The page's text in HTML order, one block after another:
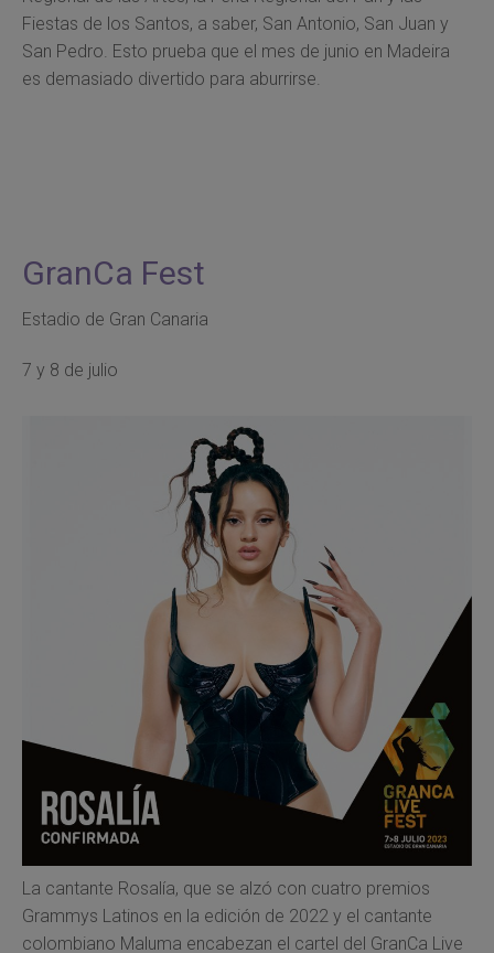
Fiestas de los Santos, a saber, San Antonio, San Juan y
San Pedro. Esto prueba que el mes de junio en Madeira
es demasiado divertido para aburrirse.
GranCa Fest
Estadio de Gran Canaria
7 y 8 de julio
La cantante Rosalía, que se alzó con cuatro premios
Grammys Latinos en la edición de 2022 y el cantante
colombiano Maluma encabezan el cartel del GranCa Live